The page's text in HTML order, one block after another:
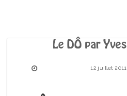
Le DÔ par
12 juillet 2011